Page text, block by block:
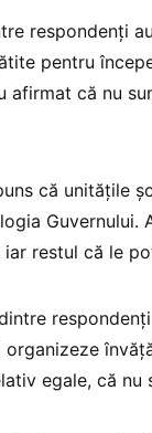
respondenți
pentru
afirmat că nu
că unitățile
Guvernului.
restul că le
egale, că nu